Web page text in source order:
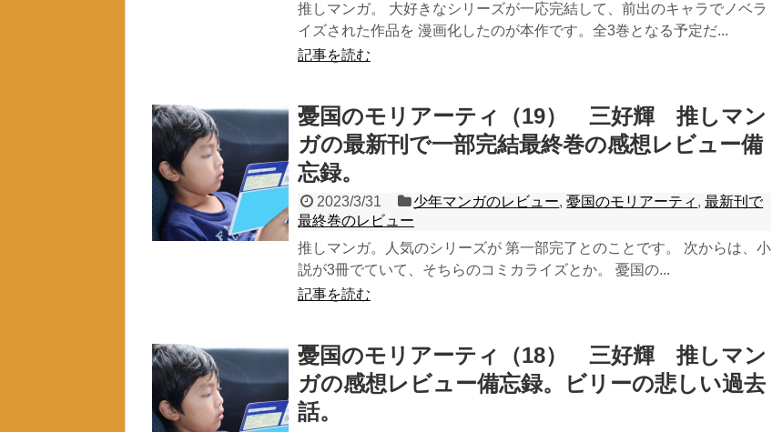
推しマンガ。 大好きなシリーズが一応完結して、前出のキャラでノベラ
イズされた作品を 漫画化したのが本作です。全3巻となる予定だ...
記事を読む
憂国のモリアーティ（19） 三好輝 推しマン
ガの最新刊で一部完結最終巻の感想レビュー備
忘録。
2023/3/31 少年マンガのレビュー,憂国のモリアーティ ,最新刊で
最終巻のレビュー
推しマンガ。人気のシリーズが 第一部完了とのことです。 次からは、小
説が3冊でていて、そちらのコミカライズとか。 憂国の...
記事を読む
憂国のモリアーティ（18） 三好輝 推しマン
ガの感想レビュー備忘録。ビリーの悲しい過去
話。